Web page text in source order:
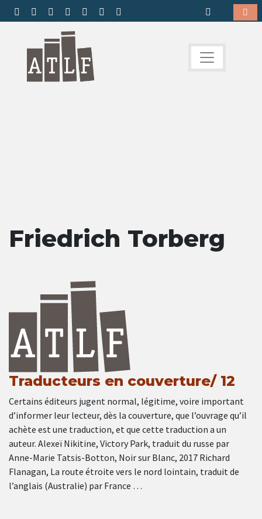
Friedrich Torberg
Traducteurs en couverture/ 12
Certains éditeurs jugent normal, légitime, voire important
d’informer leur lecteur, dès la couverture, que l’ouvrage qu’il
achète est une traduction, et que cette traduction a un
auteur. Alexeï Nikitine, Victory Park, traduit du russe par
Anne-Marie Tatsis-Botton, Noir sur Blanc, 2017 Richard
Flanagan, La route étroite vers le nord lointain, traduit de
l’anglais (Australie) par France …